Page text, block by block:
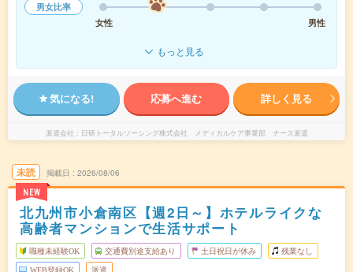
男女比率
女性
男性
もっと見る
気になる! 応募へ進む 詳しく見る
派遣会社 日研トータルソーシング株式会社 メディカルケア事業部 ナース派遣
未読
NEW
掲載日 2026/08/06
北九州市小倉南区【週2日～】ホテルライクな
高齢者マンションで生活サポート
職種未経験OK 交通費別途支給あり 土日祝日が休み 残業なし
WEB登録OK 派遣